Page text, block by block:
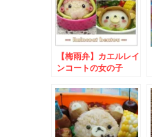
【梅雨弁】カエルレイ
ンコートの女の子